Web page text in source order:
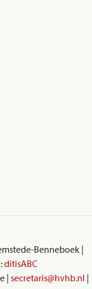
Benneboek |
ditisABC
| secretaris@hvhb.nl |